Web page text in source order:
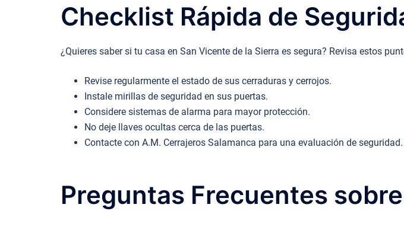
Checklist Rápida de
¿Quieres saber si tu casa en San Vicente de la Sierra es segura? Revisa estos
Revise regularmente el estado de sus cerraduras y cerrojos.
Instale mirillas de seguridad en sus puertas.
Considere sistemas de alarma para mayor protección.
No deje llaves ocultas cerca de las puertas.
Contacte con A.M. Cerrajeros Salamanca para una evaluación de seguridad.
Preguntas Frecuentes